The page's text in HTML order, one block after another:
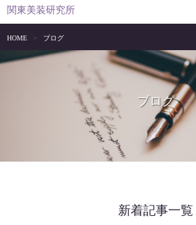
関東美装研究所
HOME > ブログ
ブログ
新着記事一覧